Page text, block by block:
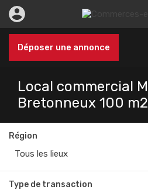
Déposer une annonce
Local commercial
Bretonneux 100 m2
Région
Tous les lieux
Type de transaction